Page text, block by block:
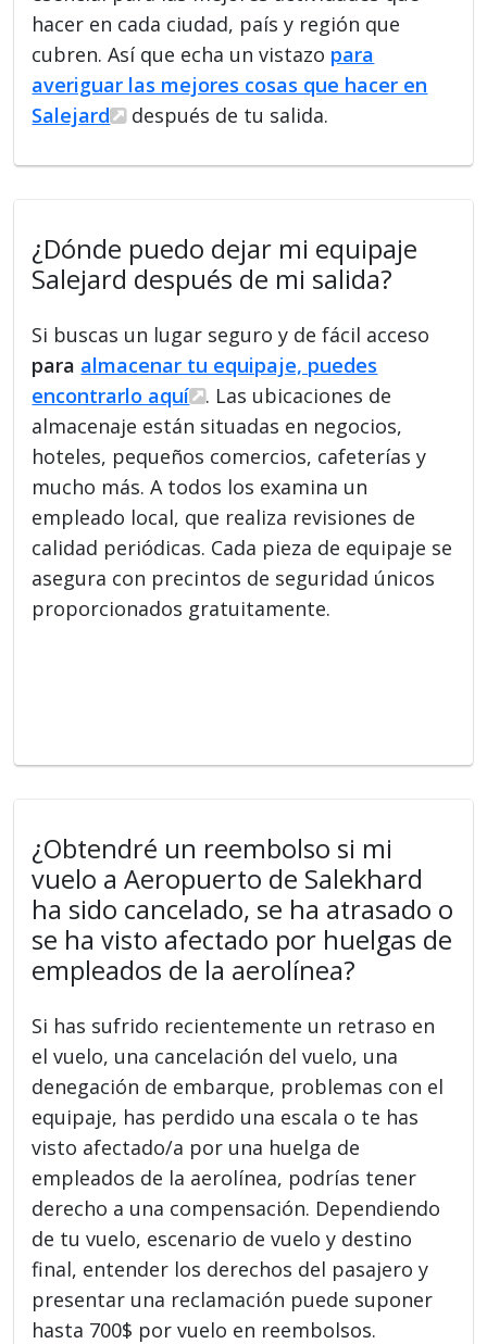
hacer en cada ciudad, país y región que
cubren. Así que echa un vistazo para
averiguar las mejores cosas que hacer en
Salejard
después de tu salida.
¿Dónde puedo dejar mi equipaje
Salejard después de mi salida?
Si buscas un lugar seguro y de fácil acceso
para almacenar tu equipaje, puedes
encontrarlo aquí
. Las ubicaciones de
almacenaje están situadas en negocios,
hoteles, pequeños comercios, cafeterías y
mucho más. A todos los examina un
empleado local, que realiza revisiones de
calidad periódicas. Cada pieza de equipaje se
asegura con precintos de seguridad únicos
proporcionados gratuitamente.
¿Obtendré un reembolso si mi
vuelo a Aeropuerto de Salekhard
ha sido cancelado, se ha atrasado o
se ha visto afectado por huelgas de
empleados de la aerolínea?
Si has sufrido recientemente un retraso en
el vuelo, una cancelación del vuelo, una
denegación de embarque, problemas con el
equipaje, has perdido una escala o te has
visto afectado/a por una huelga de
empleados de la aerolínea, podrías tener
derecho a una compensación. Dependiendo
de tu vuelo, escenario de vuelo y destino
final, entender los derechos del pasajero y
presentar una reclamación puede suponer
hasta 700$ por vuelo en reembolsos.